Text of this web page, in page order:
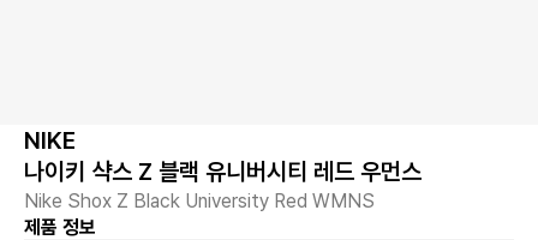
NIKE
나이키 샥스 Z 블랙 유니버시티 레드 우먼스
Nike Shox Z Black University Red WMNS
제품 정보